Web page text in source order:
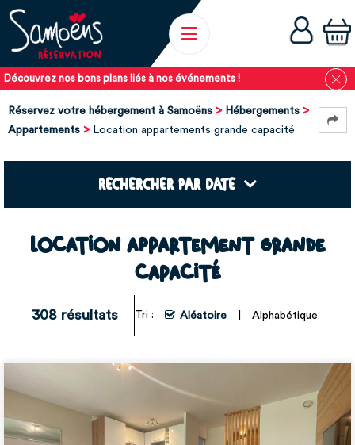
Découvrez nos bons plans liés à nos événements !
Réservez votre hébergement à Samoëns
Hébergements
Appartements
Location appartements grande capacité
RECHERCHER PAR DATE
Location appartement grande
capacité
308 résultats Tri : Aléatoire Alphabétique